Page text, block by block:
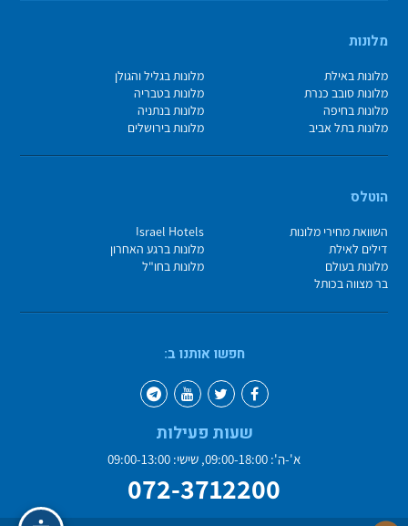
מלונות
מלונות באילת
מלונות בגליל והגולן
מלונות סובב כנרת
מלונות בטבריה
מלונות בחיפה
מלונות בנתניה
מלונות בתל אביב
מלונות בירושלים
הוטלס
השוואת מחירי מלונות
Israel Hotels
דילים לאילת
מלונות ברגע האחרון
מלונות בעולם
מלונות בחו"ל
בר מצווה בכותל
חפשו אותנו ב:
שעות פעילות
א'-ה': 09:00-18:00, שישי: 09:00-13:00
072-3712200